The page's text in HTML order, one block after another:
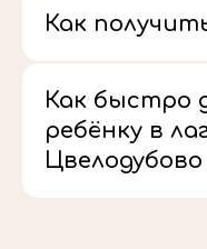
Как
Как быстро
ребёнку в